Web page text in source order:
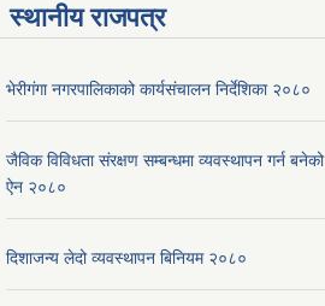
स्थानीय राजपत्र
भेरीगंगा नगरपालिकाको कार्यसंचालन निर्देशिका २०८०
जैविक विविधता संरक्षण सम्बन्धमा व्यवस्थापन गर्न बनेको
ऐन २०८०
दिशाजन्य लेदो व्यवस्थापन बिनियम २०८०